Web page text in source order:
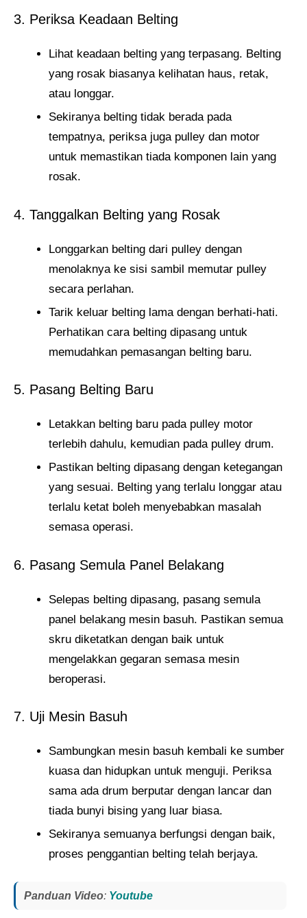
3. Periksa Keadaan Belting
Lihat keadaan belting yang terpasang. Belting
yang rosak biasanya kelihatan haus, retak,
atau longgar.
Sekiranya belting tidak berada pada
tempatnya, periksa juga pulley dan motor
untuk memastikan tiada komponen lain yang
rosak.
4. Tanggalkan Belting yang Rosak
Longgarkan belting dari pulley dengan
menolaknya ke sisi sambil memutar pulley
secara perlahan.
Tarik keluar belting lama dengan berhati-hati.
Perhatikan cara belting dipasang untuk
memudahkan pemasangan belting baru.
5. Pasang Belting Baru
Letakkan belting baru pada pulley motor
terlebih dahulu, kemudian pada pulley drum.
Pastikan belting dipasang dengan ketegangan
yang sesuai. Belting yang terlalu longgar atau
terlalu ketat boleh menyebabkan masalah
semasa operasi.
6. Pasang Semula Panel Belakang
Selepas belting dipasang, pasang semula
panel belakang mesin basuh. Pastikan semua
skru diketatkan dengan baik untuk
mengelakkan gegaran semasa mesin
beroperasi.
7. Uji Mesin Basuh
Sambungkan mesin basuh kembali ke sumber
kuasa dan hidupkan untuk menguji. Periksa
sama ada drum berputar dengan lancar dan
tiada bunyi bising yang luar biasa.
Sekiranya semuanya berfungsi dengan baik,
proses penggantian belting telah berjaya.
Panduan Video: Youtube